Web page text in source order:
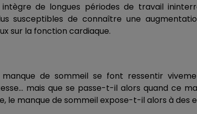
intègre de longues périodes de travail
susceptibles de connaître une
sur la fonction cardiaque.
manque de sommeil se font ressentir
mais que se passe-t-il alors quand ce
le manque de sommeil expose-t-il alors à des